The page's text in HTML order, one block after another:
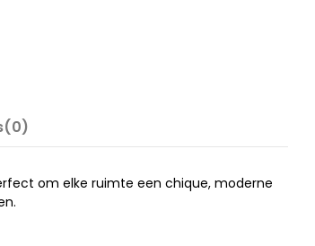
om elke ruimte een chique, moderne